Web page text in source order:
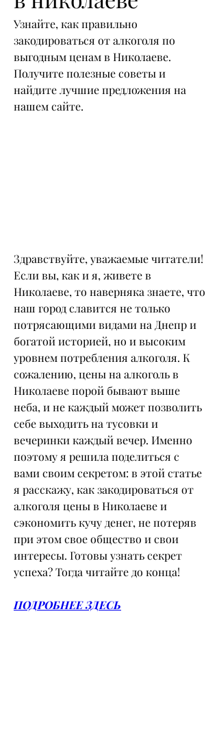
Узнайте, как правильно
закодироваться от алкоголя по
выгодным ценам в Николаеве.
Получите полезные советы и
найдите лучшие предложения на
нашем сайте.
Здравствуйте, уважаемые читатели!
Если вы, как и я, живете в
Николаеве, то наверняка знаете, что
наш город славится не только
потрясающими видами на Днепр и
богатой историей, но и высоким
уровнем потребления алкоголя. К
сожалению, цены на алкоголь в
Николаеве порой бывают выше
неба, и не каждый может позволить
себе выходить на тусовки и
вечеринки каждый вечер. Именно
поэтому я решила поделиться с
вами своим секретом: в этой статье
я расскажу, как закодироваться от
алкоголя цены в Николаеве и
сэкономить кучу денег, не потеряв
при этом свое общество и свои
интересы. Готовы узнать секрет
успеха? Тогда читайте до конца!
ПОДРОБНЕЕ ЗДЕСЬ